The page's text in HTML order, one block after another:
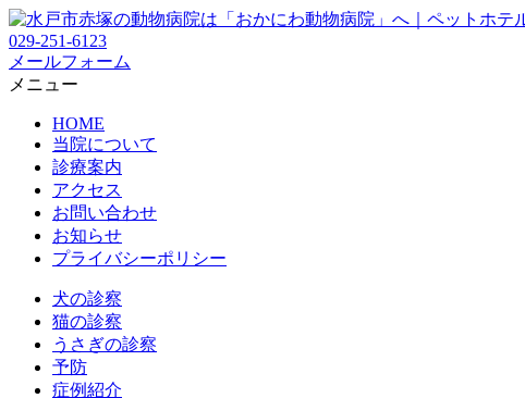
029-251-6123
メールフォーム
メニュー
HOME
当院について
診療案内
アクセス
お問い合わせ
お知らせ
プライバシーポリシー
犬の診察
猫の診察
うさぎの診察
予防
症例紹介